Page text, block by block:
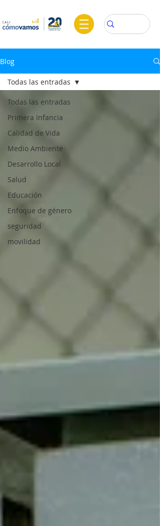
Blog
Todas las entradas
Primera Infancia
Calidad de Vida
Medio Ambiente
Desarrollo Local
Salud
Educación
Enfoque de género
seguridad
movilidad
Todas las entradas